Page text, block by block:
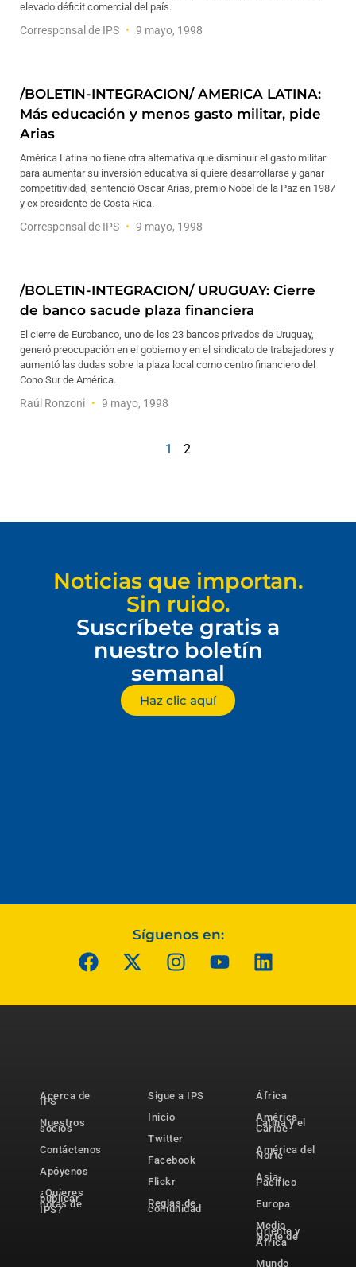
elevado déficit comercial del país.
Corresponsal de IPS 9 mayo, 1998
/BOLETIN-INTEGRACION/ AMERICA LATINA:
Más educación y menos gasto militar, pide
Arias
América Latina no tiene otra alternativa que disminuir el gasto militar
para aumentar su inversión educativa si quiere desarrollarse y ganar
competitividad, sentenció Oscar Arias, premio Nobel de la Paz en 1987
y ex presidente de Costa Rica.
Corresponsal de IPS 9 mayo, 1998
/BOLETIN-INTEGRACION/ URUGUAY: Cierre
de banco sacude plaza financiera
El cierre de Eurobanco, uno de los 23 bancos privados de Uruguay,
generó preocupación en el gobierno y en el sindicato de trabajadores y
aumentó las dudas sobre la plaza local como centro financiero del
Cono Sur de América.
Raúl Ronzoni 9 mayo, 1998
1 2
Noticias que importan.
Sin ruido.
Suscríbete gratis a
nuestro boletín
semanal
Haz clic aquí
Síguenos en:
Acerca de
IPS
Nuestros
socios
Contáctenos
Apóyenos
¿Quieres
publicar
notas de
IPS?
Sigue a IPS
Inicio
Twitter
Facebook
Flickr
Reglas de
comunidad
África
América
Latina y el
Caribe
América del
Norte
Asia-
Pacífico
Europa
Medio
Oriente y
Norte de
África
Mundo